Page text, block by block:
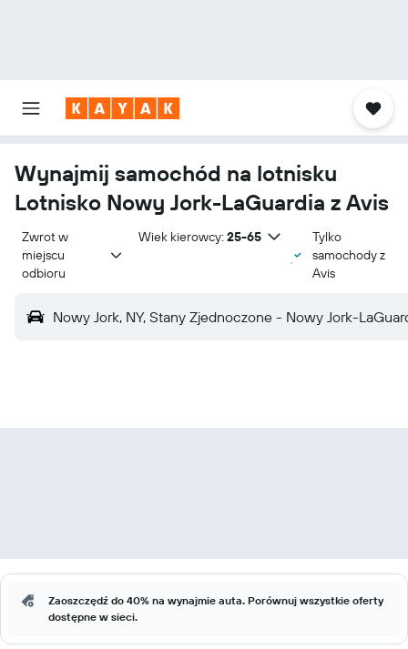
Wynajmij samochód na lotnisku
Lotnisko Nowy Jork-LaGuardia z Avis
Zwrot w
miejscu
odbioru
Wiek kierowcy: 25-65
Tylko
samochody z
Avis
Nowy Jork, NY, Stany Zjednoczone - Nowy Jork-
Zaoszczędź do 40% na wynajmie auta. Porównuj wszystkie oferty
dostępne w sieci.